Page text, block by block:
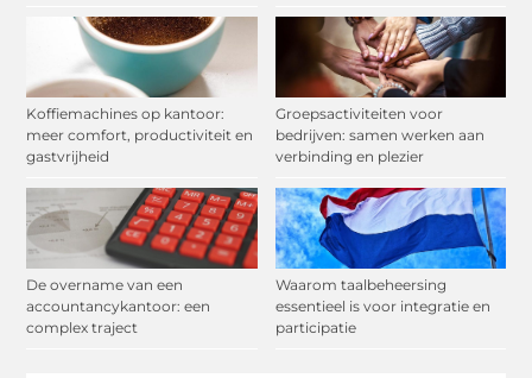
Koffiemachines op kantoor:
meer comfort, productiviteit en
gastvrijheid
Groepsactiviteiten voor
bedrijven: samen werken aan
verbinding en plezier
De overname van een
accountancykantoor: een
complex traject
Waarom taalbeheersing
essentieel is voor integratie en
participatie